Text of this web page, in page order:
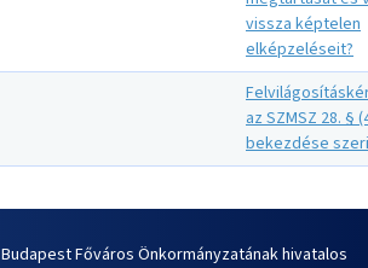
vissza képtelen
elképzeléseit?
az SZMSZ 28. §
bekezdése
Budapest Főváros Önkormányzatának hivatalos